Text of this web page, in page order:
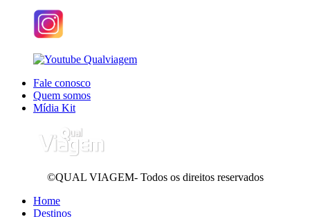
Fale conosco
Quem somos
Mídia Kit
©QUAL VIAGEM- Todos os direitos reservados
Home
Destinos